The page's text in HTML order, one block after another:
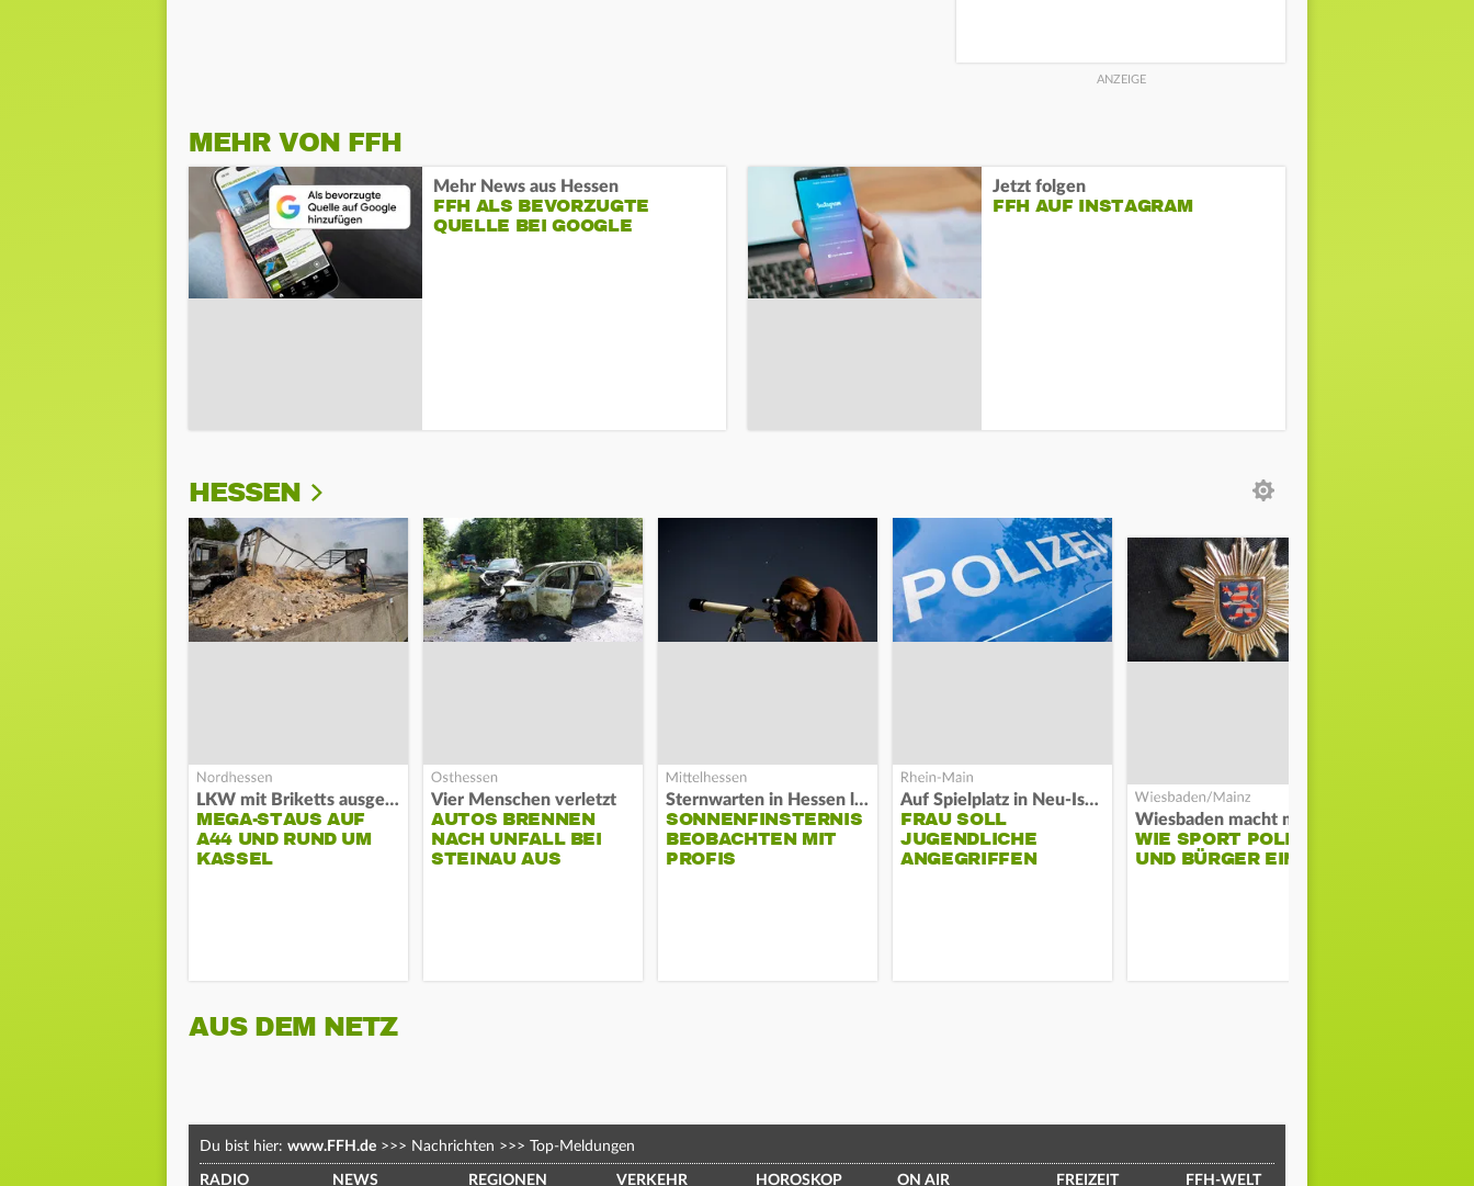
MEHR VON FFH
Mehr News aus Hessen
FFH ALS BEVORZUGTE
QUELLE BEI GOOGLE
Jetzt folgen
FFH AUF INSTAGRAM
HESSEN
LKW mit Briketts ausgebrannt
MEGA-STAUS AUF
A44 UND RUND UM
KASSEL
Vier Menschen verletzt
AUTOS BRENNEN
NACH UNFALL BEI
STEINAU AUS
Sternwarten in Hessen laden ein
SONNENFINSTERNIS
BEOBACHTEN MIT
PROFIS
Auf Spielplatz in Neu-Isenburg
FRAU SOLL
JUGENDLICHE
ANGEGRIFFEN
Wiesbaden macht mobil
WIE SPORT POLIZEI
UND BÜRGER EINT
AUS DEM NETZ
Du bist hier: www.FFH.de >>> Nachrichten >>> Top-Meldungen
RADIO NEWS REGIONEN VERKEHR HOROSKOP ON AIR FREIZEIT FFH-WELT